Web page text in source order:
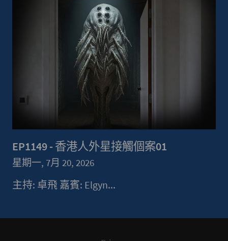
EP1149 - 香港人外星接觸個案01
星期一, 7月 20, 2026
主持: 卓飛 嘉賓: Elgyn...